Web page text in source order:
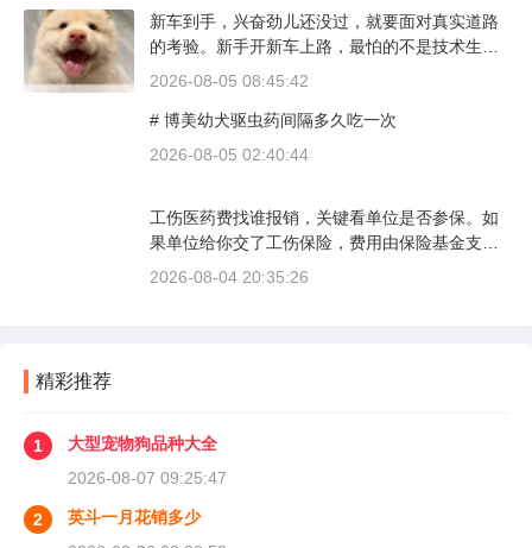
新车到手，兴奋劲儿还没过，就要面对真实道路
的考验。新手开新车上路，最怕的不是技术生
疏，而是对车况和路况的双重陌生。磨合期内，
不超过100公里，这不是老司机的保守，而是活
塞和气缸壁需要时间完成精细贴合。多数车型说
2026-08-05 08:45:42
# 博美幼犬驱虫药间隔多久吃一次
2026-08-05 02:40:44
工伤医药费找谁报销，关键看单位是否参保。如
果单位给你交了工伤保险，费用由保险基金支
付；要是单位没参保，那就由单位自己掏钱。很
2026-08-04 20:35:26
精彩推荐
1
大型宠物狗品种大全
2026-08-07 09:25:47
2
英斗一月花销多少